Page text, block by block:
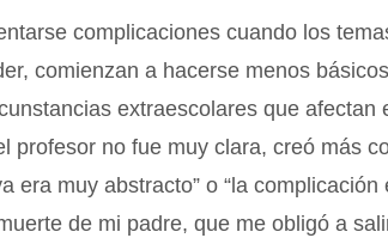
complicaciones cuando los
comienzan a hacerse menos
extraescolares que afectan
profesor no fue muy clara, creó más
era muy abstracto” o “la complicación
de mi padre, que me obligó a